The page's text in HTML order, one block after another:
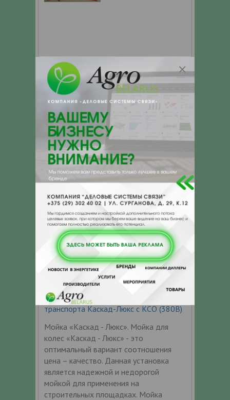
Пункт мойки колес грузового
транспорта Каскад Мини ВД с КСО
(220В)
Мойка для колес «Каскад – Мини ВД»
предназначена для эксплуатации на
небольших строительных площадках
либо других промышленных объектах с
невысокой степенью загрязненности.
Эта мойка для колес, оснащена одним
пистолетом, что
Пункт мойки колес грузового
транспорта Каскад-Люкс с КСО (380В)
Мойка «Каскад - Люкс». Мойка для
колес «Каскад - Люкс» - это
оптимальный вариант соотношения
цена – качество. Данная установка
является надежной и недорогой
мойкой для применения на
строительных площадках. Мойка